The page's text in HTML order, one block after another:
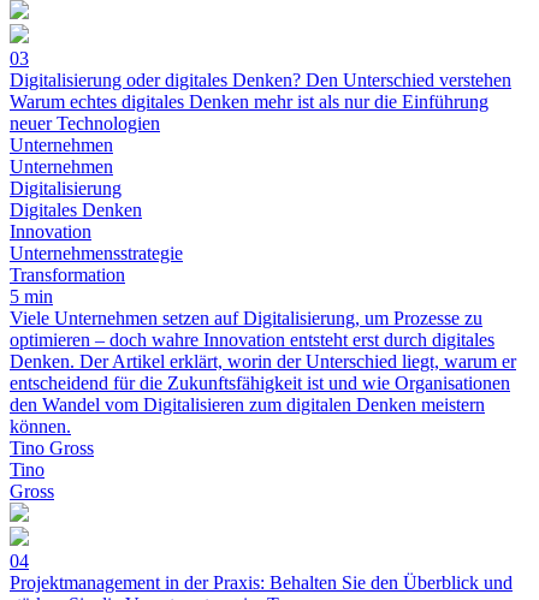
03
Digitalisierung oder digitales Denken? Den Unterschied verstehen
Warum echtes digitales Denken mehr ist als nur die Einführung
neuer Technologien
Unternehmen
Unternehmen
Digitalisierung
Digitales Denken
Innovation
Unternehmensstrategie
Transformation
5 min
Viele Unternehmen setzen auf Digitalisierung, um Prozesse zu
optimieren – doch wahre Innovation entsteht erst durch digitales
Denken. Der Artikel erklärt, worin der Unterschied liegt, warum er
entscheidend für die Zukunftsfähigkeit ist und wie Organisationen
den Wandel vom Digitalisieren zum digitalen Denken meistern
können.
Tino Gross
Tino
Gross
04
Projektmanagement in der Praxis: Behalten Sie den Überblick und